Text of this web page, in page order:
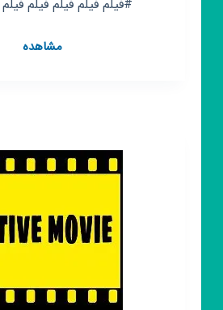
#فیلم فیلم فیلم فیلم
مشاهدهکانال
فیلم
🍿